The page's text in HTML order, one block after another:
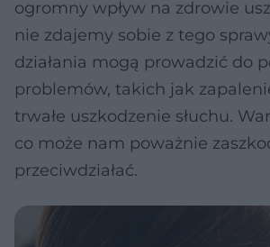
ogromny wpływ na zdrowie
nie zdajemy sobie z tego
działania mogą prowadzić do
problemów, takich jak
trwałe uszkodzenie słuchu.
co może nam poważnie
przeciwdziałać.